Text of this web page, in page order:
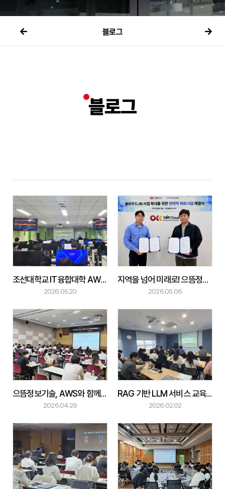
블로그
블로그
조선대학교 IT융합대학 AWS 사용자 교육 진행
2026.05.20
지역을 넘어 미래로! 으뜸정보기술·다온플레이스 MOU 체결
2026.05.06
으뜸정보기술, AWS와 함께 AI 성숙도 기반 전략 세미나 개최
2026.04.29
RAG 기반 LLM 서비스 교육 성료
2026.02.02